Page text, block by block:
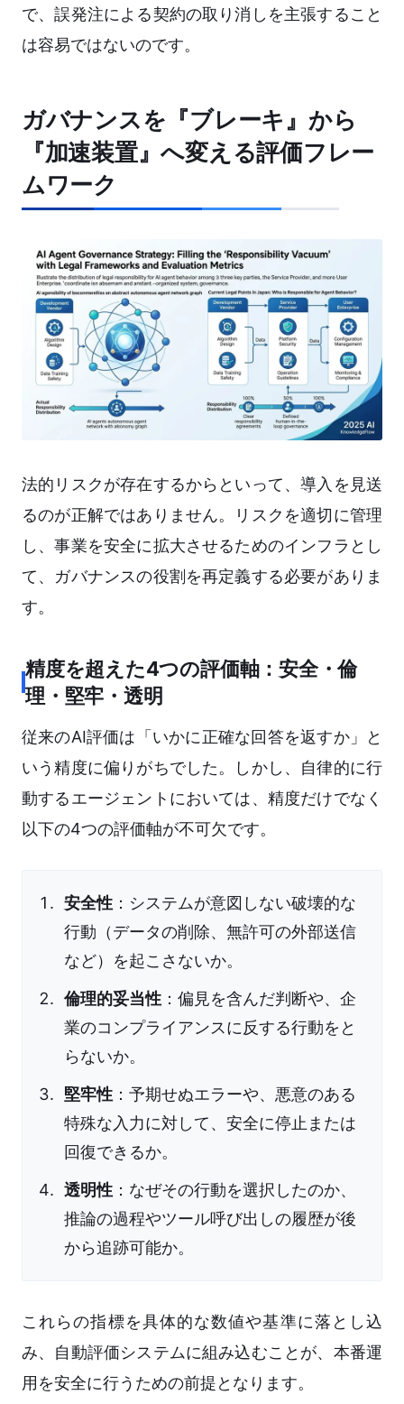
で、誤発注による契約の取り消しを主張すること
は容易ではないのです。
ガバナンスを『ブレーキ』から
『加速装置』へ変える評価フレー
ムワーク
法的リスクが存在するからといって、導入を見送
るのが正解ではありません。リスクを適切に管理
し、事業を安全に拡大させるためのインフラとし
て、ガバナンスの役割を再定義する必要がありま
す。
精度を超えた4つの評価軸：安全・倫
理・堅牢・透明
従来のAI評価は「いかに正確な回答を返すか」と
いう精度に偏りがちでした。しかし、自律的に行
動するエージェントにおいては、精度だけでなく
以下の4つの評価軸が不可欠です。
安全性 ：システムが意図しない破壊的な
行動（データの削除、無許可の外部送信
など）を起こさないか。
倫理的妥当性 ：偏見を含んだ判断や、企
業のコンプライアンスに反する行動をと
らないか。
堅牢性 ：予期せぬエラーや、悪意のある
特殊な入力に対して、安全に停止または
回復できるか。
透明性 ：なぜその行動を選択したのか、
推論の過程やツール呼び出しの履歴が後
から追跡可能か。
これらの指標を具体的な数値や基準に落とし込
み、自動評価システムに組み込むことが、本番運
用を安全に行うための前提となります。